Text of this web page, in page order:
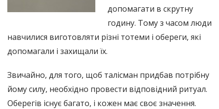
допомагати в скрутну
годину. Тому з часом люди
навчилися виготовляти різні тотеми і обереги, які
допомагали і захищали їх.
Звичайно, для того, щоб талісман придбав потрібну
йому силу, необхідно провести відповідний ритуал.
Оберегів існує багато, і кожен має своє значення.